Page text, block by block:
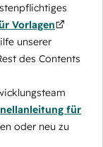
Vorlagen
unserer
des Contents
für
oder neu zu